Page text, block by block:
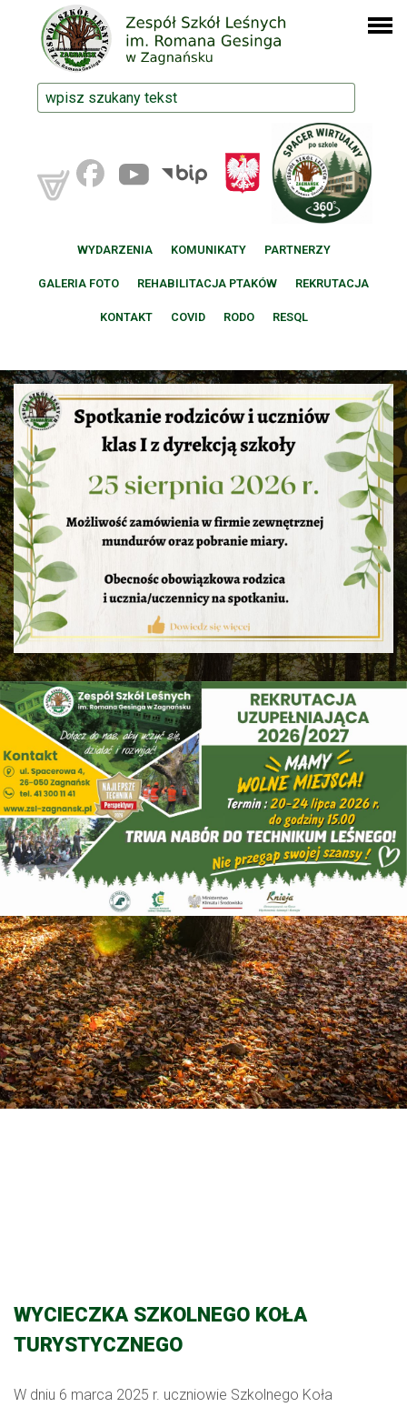
WYDARZENIA KOMUNIKATY PARTNERZY
GALERIA FOTO REHABILITACJA PTAKÓW REKRUTACJA
KONTAKT COVID RODO RESQL
WYCIECZKA SZKOLNEGO KOŁA
TURYSTYCZNEGO
W dniu 6 marca 2025 r. uczniowie Szkolnego Koła